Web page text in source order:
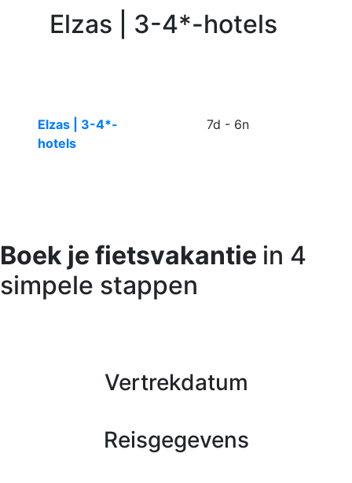
Elzas | 3-4*-hotels
Elzas | 3-4*-
hotels
7d - 6n
Boek je fietsvakantie in 4
simpele stappen
Vertrekdatum
Reisgegevens